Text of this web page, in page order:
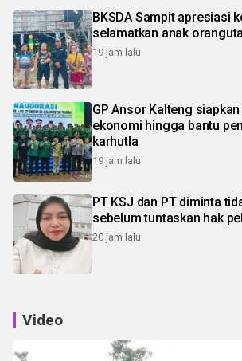
BKSDA Sampit apresiasi
selamatkan anak
19 jam lalu
GP Ansor Kalteng
ekonomi hingga bantu
karhutla
19 jam lalu
PT KSJ dan PT diminta
sebelum tuntaskan hak
20 jam lalu
Video